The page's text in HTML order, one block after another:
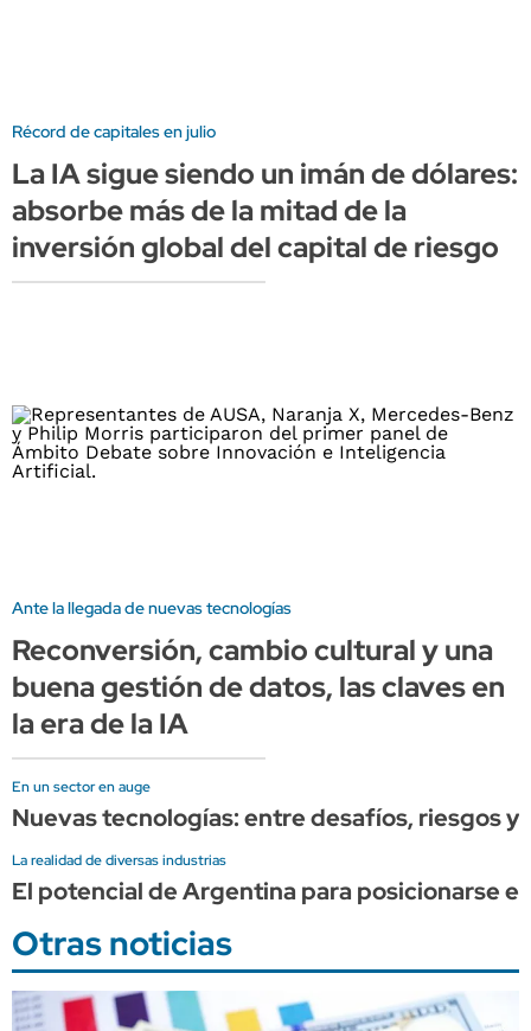
Récord de capitales en julio
La IA sigue siendo un imán de dólares:
absorbe más de la mitad de la
inversión global del capital de riesgo
Ante la llegada de nuevas tecnologías
Reconversión, cambio cultural y una
buena gestión de datos, las claves en
la era de la IA
En un sector en auge
Nuevas tecnologías: entre desafíos, riesgos
La realidad de diversas industrias
El potencial de Argentina para posicionarse
Otras noticias